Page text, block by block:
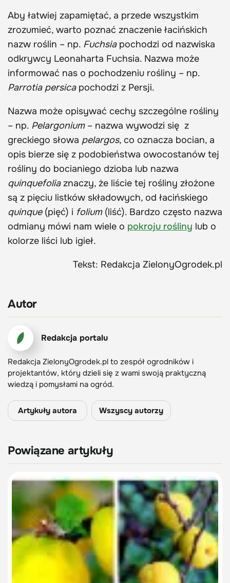
Aby łatwiej zapamiętać, a przede wszystkim
zrozumieć, warto poznać znaczenie łacińskich
nazw roślin – np. Fuchsiapochodzi od nazwiska
odkrywcy Leonaharta Fuchsia. Nazwa może
informować nas o pochodzeniu rośliny – np.
Parrotia persicapochodzi z Persji.
Nazwa może opisywać cechy szczególne rośliny
– np. Pelargonium– nazwa wywodzi się z
greckiego słowa pelargos, co oznacza bocian, a
opis bierze się z podobieństwa owocostanów tej
rośliny do bocianiego dzioba lub nazwa
quinquefoliaznaczy, że liście tej rośliny złożone
są z pięciu listków składowych, od łacińskiego
quinque(pięć) i folium(liść). Bardzo często nazwa
odmiany mówi nam wiele o pokroju rośliny lub o
kolorze liści lub igieł.
Tekst: Redakcja ZielonyOgrodek.pl
Autor
Redakcja portalu
Redakcja ZielonyOgrodek.pl to zespół ogrodników i
projektantów, który dzieli się z wami swoją praktyczną
wiedzą i pomysłami na ogród.
Artykuły autora Wszyscy autorzy
Powiązane artykuły